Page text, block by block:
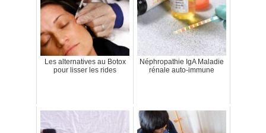
Les alternatives au Botox
pour lisser les rides
Néphropathie IgA Maladie
rénale auto-immune